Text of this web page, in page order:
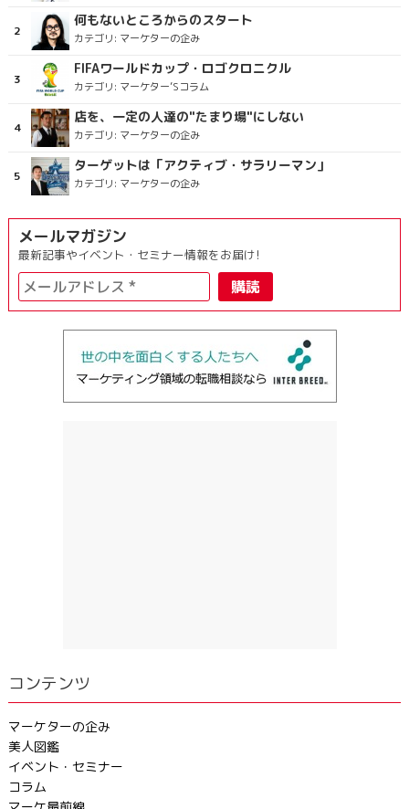
何もないところからのスタート
カテゴリ: マーケターの企み
FIFAワールドカップ・ロゴクロニクル
カテゴリ: マーケター’Sコラム
店を、一定の人達の"たまり場"にしない
カテゴリ: マーケターの企み
ターゲットは「アクティブ・サラリーマン」
カテゴリ: マーケターの企み
メールマガジン
最新記事やイベント・セミナー情報をお届け!
コンテンツ
マーケターの企み
美人図鑑
イベント・セミナー
コラム